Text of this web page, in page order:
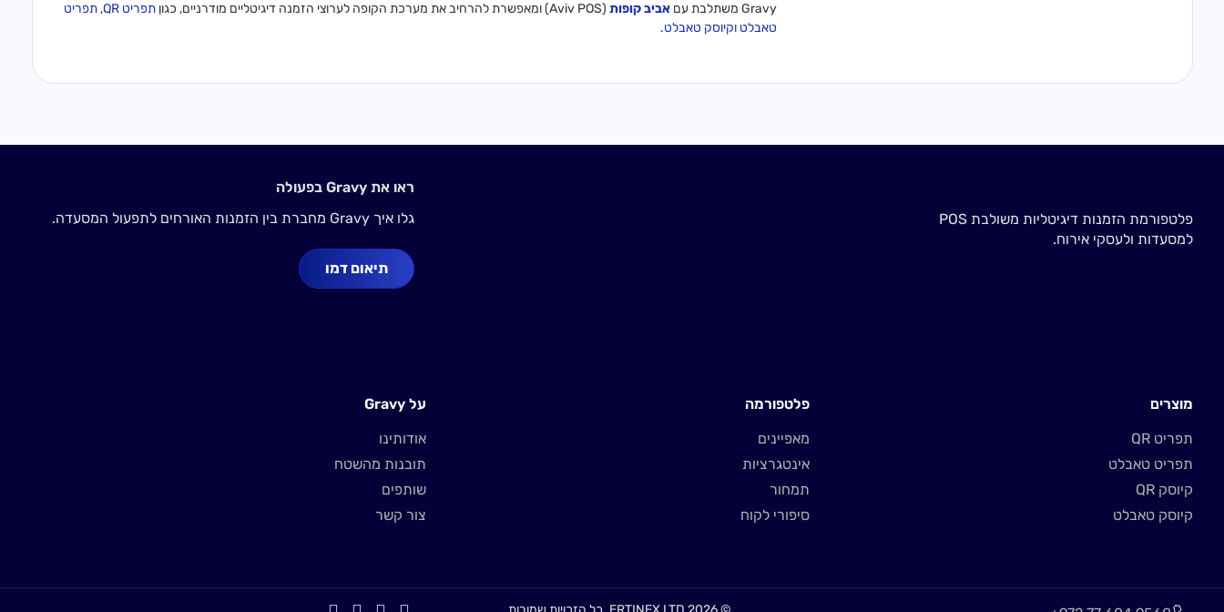
Gravy משתלבת עם אביב קופות (Aviv POS) ומאפשרת להרחיב את מערכת הקופה לערוצי הזמנה דיגיטליים מודרניים, כגון תפריט QR ,תפריט
טאבלט וקיוסק טאבלט.
פלטפורמת הזמנות דיגיטליות משולבת POS
למסעדות ולעסקי אירוח.
ראו את Gravy בפעולה
גלו איך Gravy מחברת בין הזמנות האורחים לתפעול המסעדה.
תיאום דמו
מוצרים
תפריט QR
תפריט טאבלט
קיוסק QR
קיוסק טאבלט
פלטפורמה
מאפיינים
אינטגרציות
תמחור
סיפורי לקוח
על Gravy
אודותינו
תובנות מהשטח
שותפים
צור קשר